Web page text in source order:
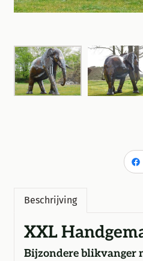
Beschrijving
XXL
Bijzondere blikvanger